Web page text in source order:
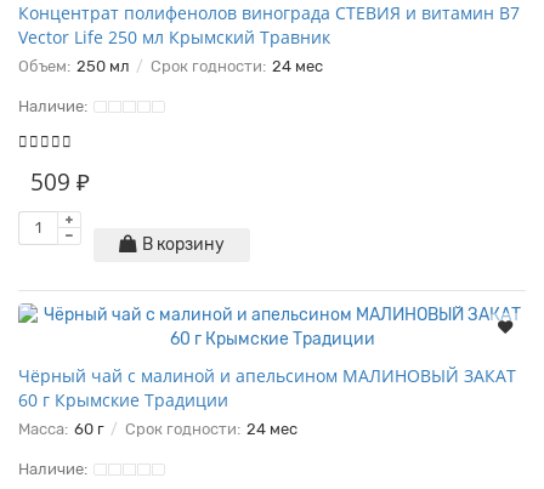
Концентрат полифенолов винограда СТЕВИЯ и витамин В7
Vector Life 250 мл Крымский Травник
Объем: 250 мл Срок годности: 24 мес
Наличие:
509 ₽
В корзину
Чёрный чай с малиной и апельсином МАЛИНОВЫЙ ЗАКАТ
60 г Крымские Традиции
Масса: 60 г Срок годности: 24 мес
Наличие: